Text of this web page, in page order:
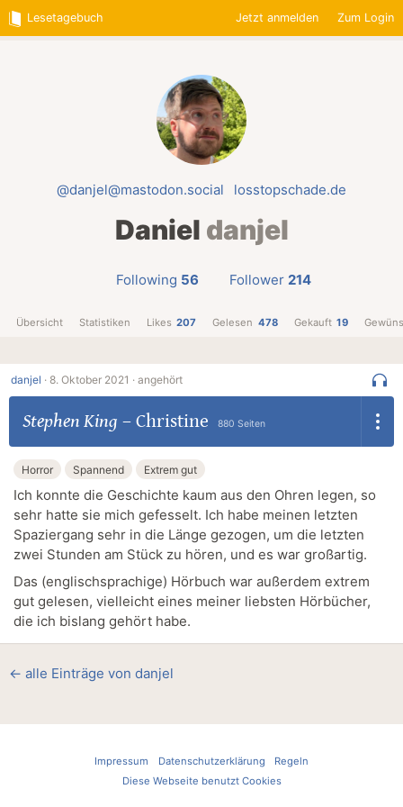
Lesetagebuch Jetzt anmelden Zum Login
@danjel@mastodon.social losstopschade.de
Daniel danjel
Following 56 Follower 214
Übersicht Statistiken Likes 207 Gelesen 478 Gekauft 19
danjel · 8. Oktober 2021 · angehört
Stephen King – Christine 880 Seiten
Horror Spannend Extrem gut
Ich konnte die Geschichte kaum aus den Ohren legen, so
sehr hatte sie mich gefesselt. Ich habe meinen letzten
Spaziergang sehr in die Länge gezogen, um die letzten
zwei Stunden am Stück zu hören, und es war großartig.
Das (englischsprachige) Hörbuch war außerdem extrem
gut gelesen, vielleicht eines meiner liebsten Hörbücher,
die ich bislang gehört habe.
← alle Einträge von danjel
Impressum Datenschutzerklärung
Regeln
Diese Webseite benutzt Cookies